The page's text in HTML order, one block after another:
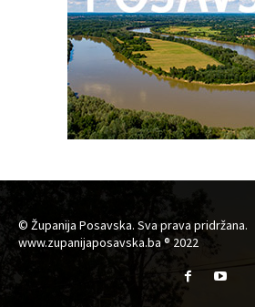
© Županija Posavska. Sva prava pridržana.
www.zupanijaposavska.ba ® 2022